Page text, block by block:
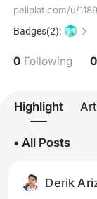
peliplat.com/u/
Badges(2):
0 Following 0
Highlight
• All Posts
Derik